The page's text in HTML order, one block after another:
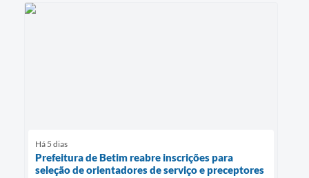
Há 5 dias
Prefeitura de Betim reabre inscrições para
seleção de orientadores de serviço e preceptores